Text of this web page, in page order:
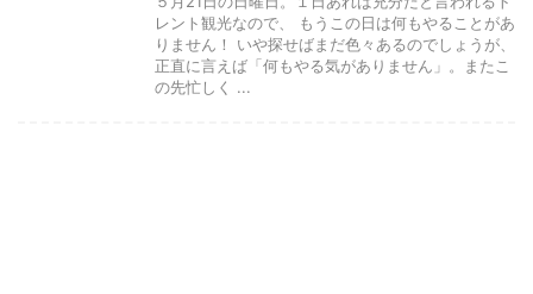
レント観光なので、 もうこの日は何もやることがあ
りません！ いや探せばまだ色々あるのでしょうが、
正直に言えば「何もやる気がありません」。またこ
の先忙しく ...